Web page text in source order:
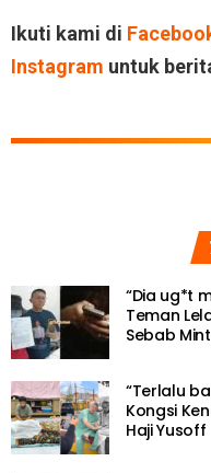
Ikuti kami di
Instagram untuk
“Dia ug*t
Teman
Sebab
“Terlalu
Kongsi
Haji Yusoff